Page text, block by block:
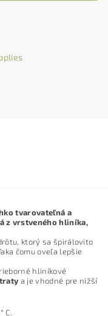
tvarovateľná a
z vrstveného hliníka,
ktorý sa špirálovito
čomu oveľa lepšie
hliníkové
a je vhodné pre nižší
C.